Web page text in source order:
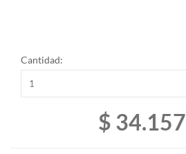
Cantidad:
$ 34.157